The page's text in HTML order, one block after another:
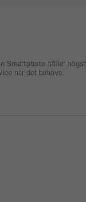
Smartphoto håller
när det behövs.